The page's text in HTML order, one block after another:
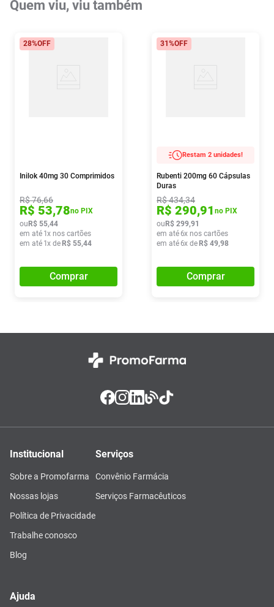
Quem viu, viu também
28%OFF
Inilok 40mg 30 Comprimidos
R$76,66
R$ 53,78no PIX
ou R$ 55,44
em até 1x nos cartões
em até 1x de R$ 55,44
Comprar
31%OFF
Restam 2 unidades!
Rubenti 200mg 60 Cápsulas
Duras
R$434,34
R$ 290,91 no PIX
ou R$ 299,91
em até6x nos cartões
em até6x de R$ 49,98
Comprar
Institucional
Sobre a Promofarma
Nossas lojas
Política de Privacidade
Trabalhe conosco
Blog
Serviços
Convênio Farmácia
Serviços Farmacêuticos
Ajuda